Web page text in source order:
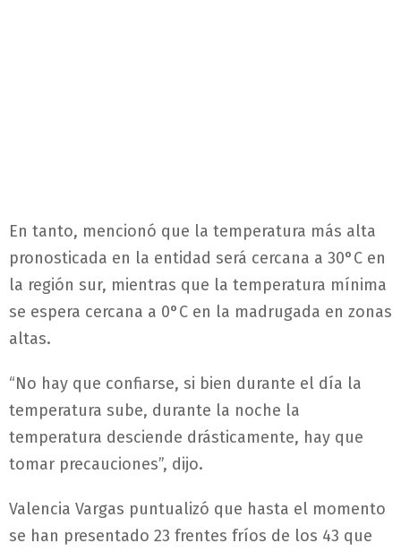
En tanto, mencionó que la temperatura más alta
pronosticada en la entidad será cercana a 30°C en
la región sur, mientras que la temperatura mínima
se espera cercana a 0°C en la madrugada en zonas
altas.
“No hay que confiarse, si bien durante el día la
temperatura sube, durante la noche la
temperatura desciende drásticamente, hay que
tomar precauciones”, dijo.
Valencia Vargas puntualizó que hasta el momento
se han presentado 23 frentes fríos de los 43 que